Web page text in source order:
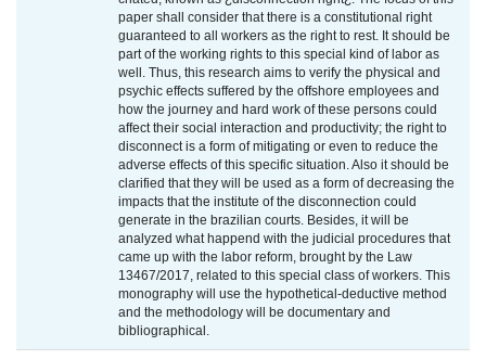
paper shall consider that there is a constitutional right
guaranteed to all workers as the right to rest. It should be
part of the working rights to this special kind of labor as
well. Thus, this research aims to verify the physical and
psychic effects suffered by the offshore employees and
how the journey and hard work of these persons could
affect their social interaction and productivity; the right to
disconnect is a form of mitigating or even to reduce the
adverse effects of this specific situation. Also it should be
clarified that they will be used as a form of decreasing the
impacts that the institute of the disconnection could
generate in the brazilian courts. Besides, it will be
analyzed what happend with the judicial procedures that
came up with the labor reform, brought by the Law
13467/2017, related to this special class of workers. This
monography will use the hypothetical-deductive method
and the methodology will be documentary and
bibliographical.